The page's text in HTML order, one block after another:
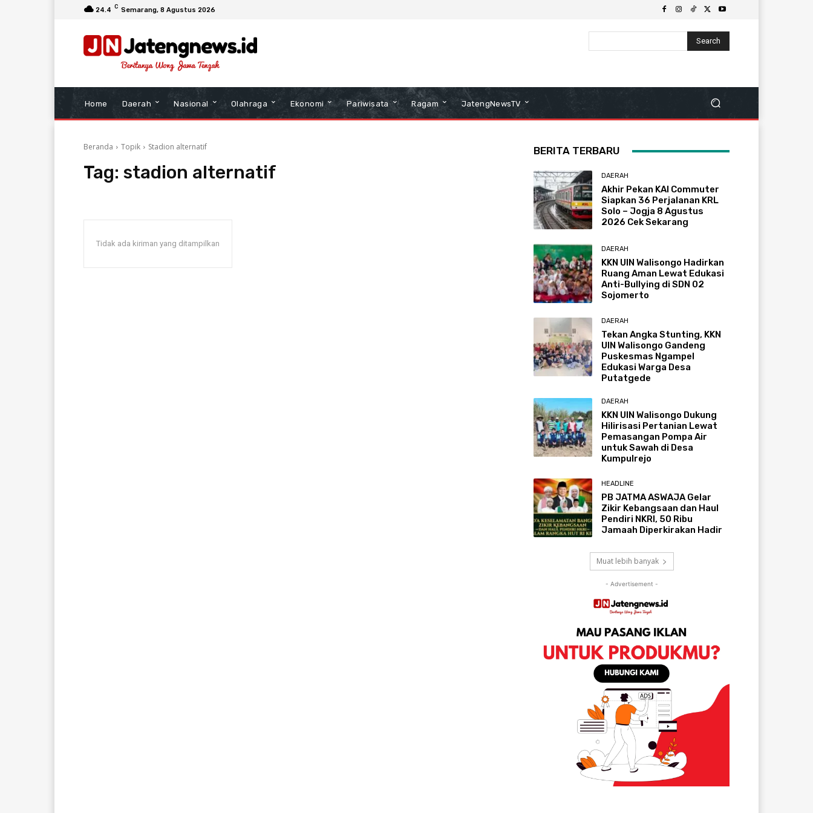
24.4 C Semarang, 8 Agustus 2026
Search
Home Daerah Nasional Olahraga Ekonomi Pariwisata Ragam JatengNewsTV
Beranda Topik Stadion alternatif
Tag: stadion alternatif
Tidak ada kiriman yang ditampilkan
BERITA TERBARU
DAERAH
Akhir Pekan KAI Commuter
Siapkan 36 Perjalanan KRL
Solo – Jogja 8 Agustus
2026 Cek Sekarang
DAERAH
KKN UIN Walisongo Hadirkan
Ruang Aman Lewat Edukasi
Anti-Bullying di SDN 02
Sojomerto
DAERAH
Tekan Angka Stunting, KKN
UIN Walisongo Gandeng
Puskesmas Ngampel
Edukasi Warga Desa
Putatgede
DAERAH
KKN UIN Walisongo Dukung
Hilirisasi Pertanian Lewat
Pemasangan Pompa Air
untuk Sawah di Desa
Kumpulrejo
HEADLINE
PB JATMA ASWAJA Gelar
Zikir Kebangsaan dan Haul
Pendiri NKRI, 50 Ribu
Jamaah Diperkirakan Hadir
Muat lebih banyak
- Advertisement -